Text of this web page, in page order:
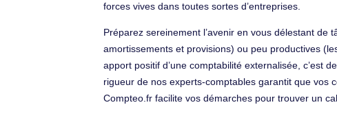
forces vives dans toutes sortes d’entreprises.
Préparez sereinement l’avenir en vous délestant
amortissements et provisions) ou peu productives
apport positif d’une comptabilité externalisée, c’est
rigueur de nos experts-comptables garantit que vos
Compteo.fr facilite vos démarches pour trouver un